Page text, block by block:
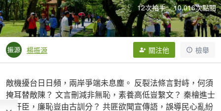
12次拍手 10,016次點閱
楊振源 關注他 檢舉
敵機擾台日日頻，兩岸爭端未息塵。 反裂法條言對峙，何須
掩耳替敵陳？ 文言刪減非無恥，素養高低豈繫文？ 秦檜進士
尤奸臣，廉恥豈由古訓分？ 共匪欲聞宣傳語，誤導民心亂紛